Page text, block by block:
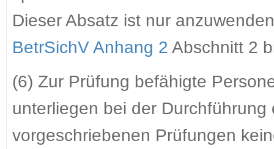
Dieser Absatz ist nur
BetrSichV Anhang 2 Abschnitt 2
(6) Zur Prüfung befähigte
unterliegen bei der
vorgeschriebenen Prüfungen